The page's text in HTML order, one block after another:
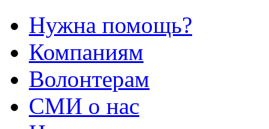
Нужна помощь?
Компаниям
Волонтерам
СМИ о нас